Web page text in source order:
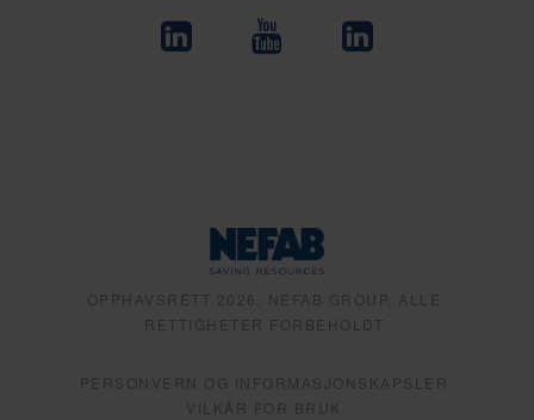
OPPHAVSRETT 2026, NEFAB GROUP, ALLE
RETTIGHETER FORBEHOLDT
PERSONVERN OG INFORMASJONSKAPSLER
VILKÅR FOR BRUK